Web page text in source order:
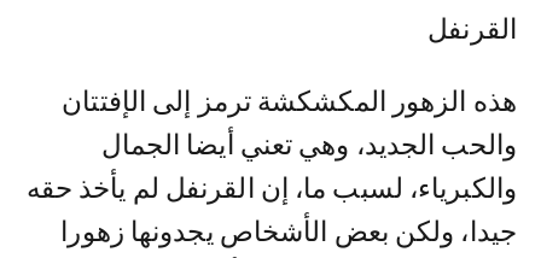
القرنفل
هذه الزهور المكشكشة ترمز إلى الإفتتان
والحب الجديد، وهي تعني أيضا الجمال
والكبرياء، لسبب ما، إن القرنفل لم يأخذ حقه
جيدا، ولكن بعض الأشخاص يجدونها زهورا